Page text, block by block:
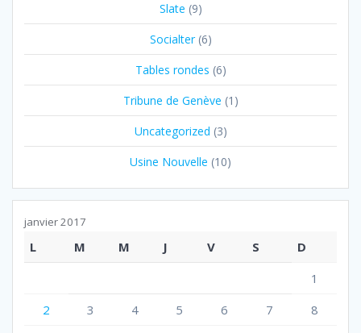
Slate (9)
Socialter(6)
Tables rondes (6)
Tribune de Genève (1)
Uncategorized (3)
Usine Nouvelle (10)
janvier 2017
L M M J V S
D
1
2
3 4 5 6 7 8